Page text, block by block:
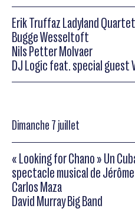
Payton / Dave Kikoski
Roy Haynes / Kenny Garret /
Payton / Dave Kikoski
« Birds of a Feather, A Tribute
After feat. DJ Strangefruit, DJ
After feat. DJ Strangefruit, DJ
Erik Truffaz Ladyland
Bugge Wesseltoft
Nils Petter Molvaer
DJ Logic feat. special guest
Erik Truffaz Ladyland Quartet
Bugge Wesseltoft
Dimanche 7 juillet
« Looking for Chano » Un
spectacle musical de
Carlos Maza
David Murray Big Band